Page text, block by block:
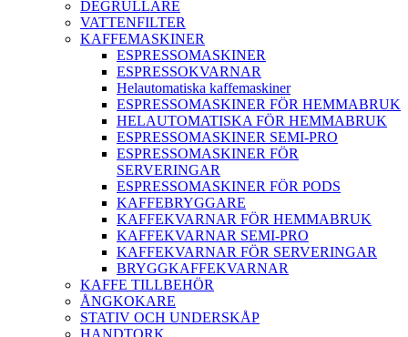
DEGRULLARE
VATTENFILTER
KAFFEMASKINER
ESPRESSOMASKINER
ESPRESSOKVARNAR
Helautomatiska kaffemaskiner
ESPRESSOMASKINER FÖR HEMMABRUK
HELAUTOMATISKA FÖR HEMMABRUK
ESPRESSOMASKINER SEMI-PRO
ESPRESSOMASKINER FÖR
SERVERINGAR
ESPRESSOMASKINER FÖR PODS
KAFFEBRYGGARE
KAFFEKVARNAR FÖR HEMMABRUK
KAFFEKVARNAR SEMI-PRO
KAFFEKVARNAR FÖR SERVERINGAR
BRYGGKAFFEKVARNAR
KAFFE TILLBEHÖR
ÅNGKOKARE
STATIV OCH UNDERSKÅP
HANDTORK